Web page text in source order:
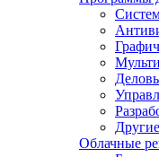
Облачные